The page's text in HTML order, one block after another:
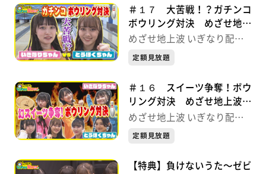
＃１７ 大苦戦！？ガチンコ
ボウリング対決 めざせ地上
波 いぎなり配信中！
めざせ地上波 いぎなり配信
中！
定額見放題
＃１６ スイーツ争奪！ボウ
リング対決 めざせ地上波
いぎなり配信中！
めざせ地上波 いぎなり配信
中！
定額見放題
【特典】負けないうた〜ゼビ